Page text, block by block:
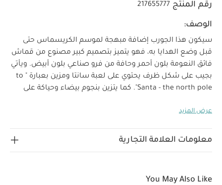
رقم المنتج 217655777
الوصف:
سيكون هذا الجورب إضافة مبهجة لموسم الكريسماس حتى
قبل وضع الهدايا به، فهو يتميز بتصميم كبير مصنوع من قماش
فائق النعومة بلون أحمر وحافة من فرو صناعي بلون أبيض. ويأتي
بجيب على شكل ظرف يحتوي على لعبة سانتا ومزين بعبارة " to
Santa - the north pole". كما يتزين بنجوم بيضاء وحياكة على
أحمر وتطريز 2024 بارز بلون ذهبي.
لتضفي عليه لمسة ساحرةخصائص المنتج:
جيب في الأمام
فأكثر
الأبعادالجورب
عرض المزيد
معلومات العلامة التجارية
You May Also Like